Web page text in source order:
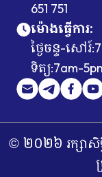
651 751
ម៉ោងធ្វើការ:
ថ្ងៃចន្ទ-សៅរ៍
ទិត្យ:7am-
© ២០២៦ រក្សា